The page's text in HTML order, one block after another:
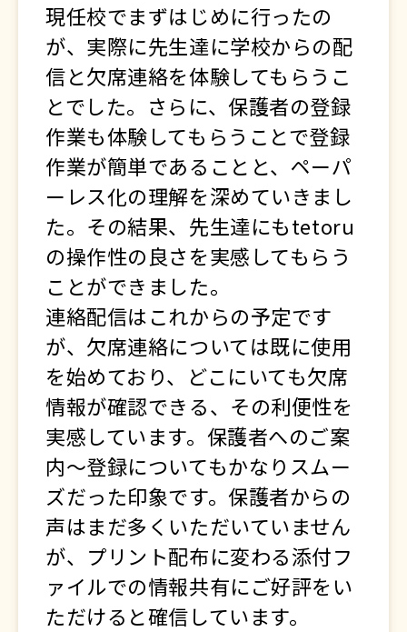
現任校でまずはじめに行ったの
が、実際に先生達に学校からの配
信と欠席連絡を体験してもらうこ
とでした。さらに、保護者の登録
作業も体験してもらうことで登録
作業が簡単であることと、ペーパ
ーレス化の理解を深めていきまし
た。その結果、先生達にもtetoru
の操作性の良さを実感してもらう
ことができました。
連絡配信はこれからの予定です
が、欠席連絡については既に使用
を始めており、どこにいても欠席
情報が確認できる、その利便性を
実感しています。保護者へのご案
内〜登録についてもかなりスムー
ズだった印象です。保護者からの
声はまだ多くいただいていません
が、プリント配布に変わる添付フ
ァイルでの情報共有にご好評をい
ただけると確信しています。